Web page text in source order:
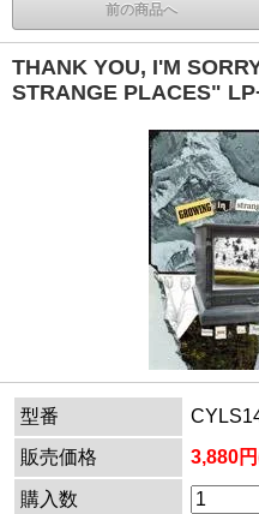
前の商品へ
THANK YOU, I'M
STRANGE PLACES"
型番
販売価格
3,880
購入数